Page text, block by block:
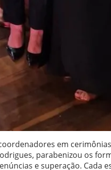
em
parabenizou os
e superação.